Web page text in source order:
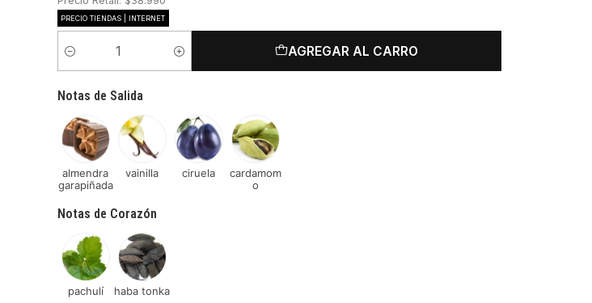
PRECIO TIENDAS | INTERNET
Cantidad
AGREGAR AL CARRO
Notas de Salida
almendra
garapiñada
vainilla ciruela
cardamom
o
Notas de Corazón
pachulí haba tonka